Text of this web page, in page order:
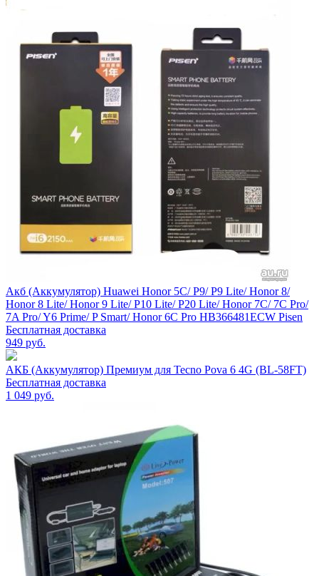
Акб (Аккумулятор) Huawei Honor 5C/ P9/ P9 Lite/ Honor 8/
Honor 8 Lite/ Honor 9 Lite/ P10 Lite/ P20 Lite/ Honor 7C/ 7C Pro/
7A Pro/ Y6 Prime/ P Smart/ Honor 6C Pro HB366481ECW Pisen
Бесплатная доставка
949 руб.
АКБ (Аккумулятор) Премиум для Tecno Pova 6 4G (BL-58FT)
Бесплатная доставка
1 049 руб.